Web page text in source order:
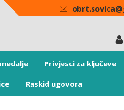
Privjesci za ključeve
Raskid ugovora